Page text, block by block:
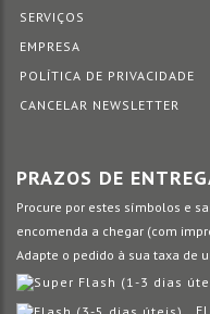
SERVIÇOS
EMPRESA
POLÍTICA DE PRIVACIDADE
CANCELAR NEWSLETTER
PRAZOS DE
Procure por estes símbolos e
encomenda a chegar (com
Adapte o pedido à sua taxa de